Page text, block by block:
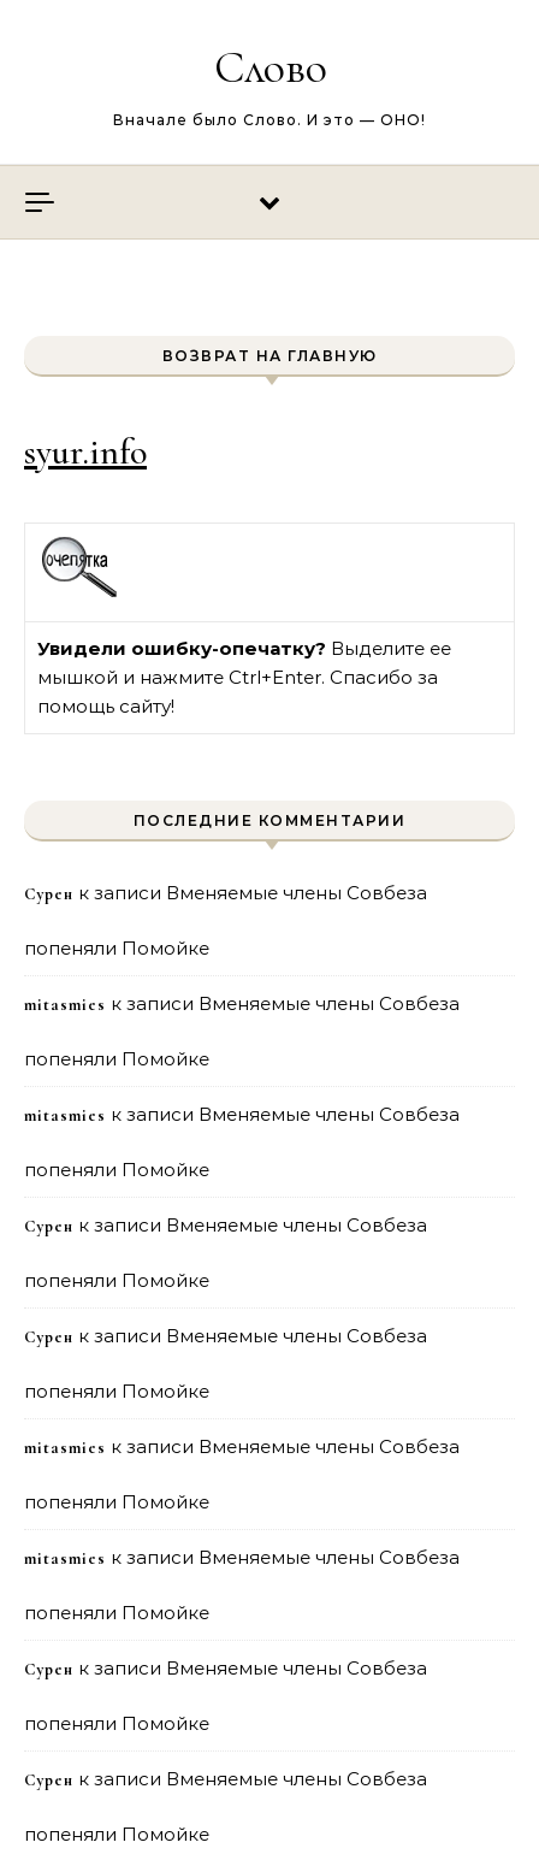
Слово
Вначале было Слово. И это — ОНО!
ВОЗВРАТ НА ГЛАВНУЮ
syur.info
Увидели ошибку-опечатку? Выделите ее
мышкой и нажмите Ctrl+Enter. Спасибо за
помощь сайту!
ПОСЛЕДНИЕ КОММЕНТАРИИ
Сурен к записи Вменяемые члены Совбеза
попеняли Помойке
mitasmies к записи Вменяемые члены Совбеза
попеняли Помойке
mitasmies к записи Вменяемые члены Совбеза
попеняли Помойке
Сурен к записи Вменяемые члены Совбеза
попеняли Помойке
Сурен к записи Вменяемые члены Совбеза
попеняли Помойке
mitasmies к записи Вменяемые члены Совбеза
попеняли Помойке
mitasmies к записи Вменяемые члены Совбеза
попеняли Помойке
Сурен к записи Вменяемые члены Совбеза
попеняли Помойке
Сурен к записи Вменяемые члены Совбеза
попеняли Помойке